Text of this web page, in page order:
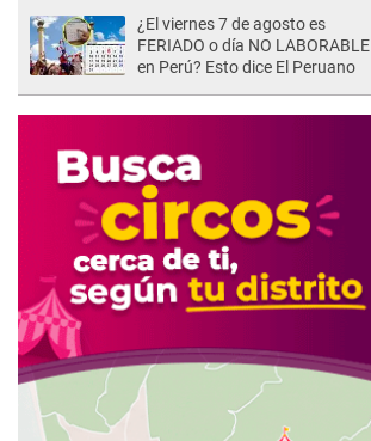
¿El viernes 7 de agosto es
FERIADO o día NO LABORABLE
en Perú? Esto dice El Peruano